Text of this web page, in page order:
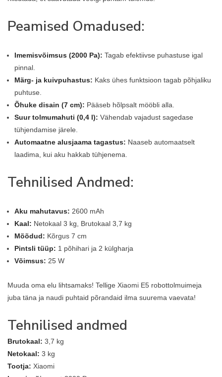
Peamised Omadused:
Imemisvõimsus (2000 Pa): Tagab efektiivse puhastuse igal
pinnal.
Märg- ja kuivpuhastus: Kaks ühes funktsioon tagab põhjaliku
puhtuse.
Õhuke disain (7 cm): Pääseb hõlpsalt mööbli alla.
Suur tolmumahuti (0,4 l): Vähendab vajadust sagedase
tühjendamise järele.
Automaatne alusjaama tagastus: Naaseb automaatselt
laadima, kui aku hakkab tühjenema.
Tehnilised Andmed:
Aku mahutavus: 2600 mAh
Kaal: Netokaal 3 kg, Brutokaal 3,7 kg
Mõõdud: Kõrgus 7 cm
Pintsli tüüp: 1 põhihari ja 2 külgharja
Võimsus: 25 W
Muuda oma elu lihtsamaks! Tellige Xiaomi E5 robottolmuimeja
juba täna ja naudi puhtaid põrandaid ilma suurema vaevata!
Tehnilised andmed
Brutokaal: 3,7 kg
Netokaal: 3 kg
Tootja: Xiaomi